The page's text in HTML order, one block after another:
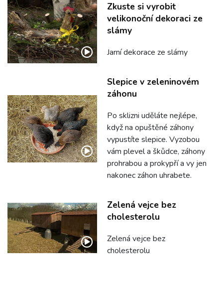
Zkuste si vyrobit
velikonoční dekoraci ze
slámy
Jarní dekorace ze slámy
Slepice v zeleninovém
záhonu
Po sklizni uděláte nejlépe,
když na opuštěné záhony
vypustíte slepice. Vyzobou
vám plevel a škůdce, záhony
prohrabou a prokypří a vy jen
nakonec záhon uhrabete.
Zelená vejce bez
cholesterolu
Zelená vejce bez
cholesterolu